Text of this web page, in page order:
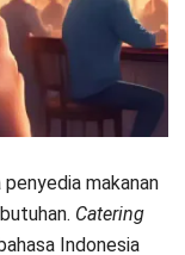
anda untuk
pengeluaran
memantaunya.
pengeluaran dan
F&B Bagi